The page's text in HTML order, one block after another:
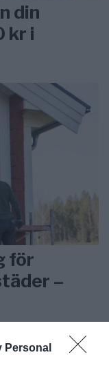
Personal
din
kr i
för
–